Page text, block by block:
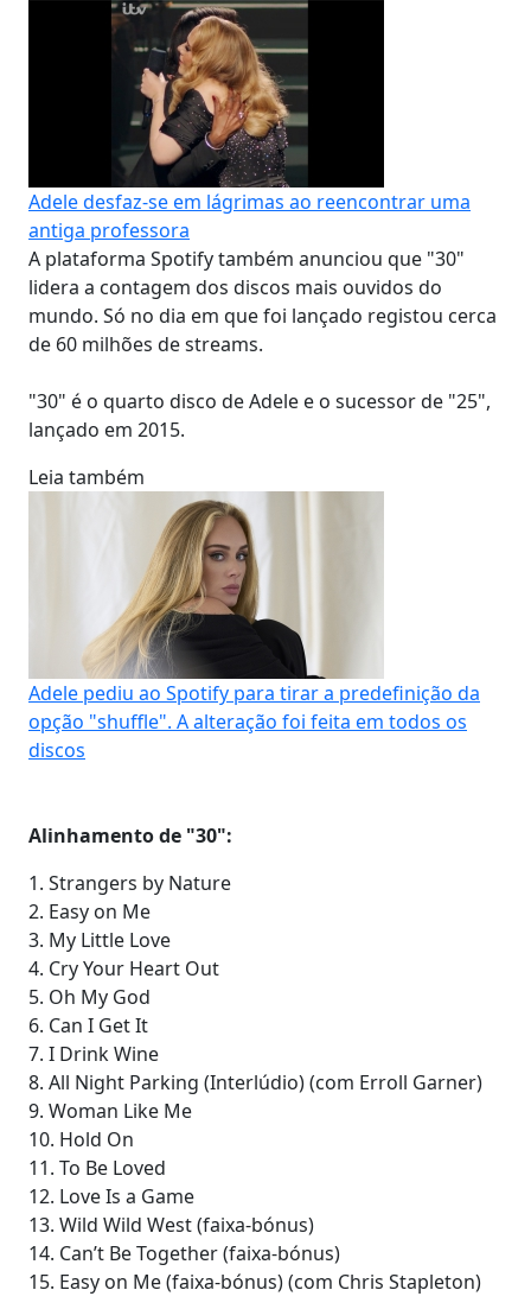
Adele desfaz-se em lágrimas ao reencontrar uma
antiga professora
A plataforma Spotify também anunciou que "30"
lidera a contagem dos discos mais ouvidos do
mundo. Só no dia em que foi lançado registou cerca
de 60 milhões de streams.
"30" é o quarto disco de Adele e o sucessor de "25",
lançado em 2015.
Leia também
Adele pediu ao Spotify para tirar a predefinição da
opção "shuffle". A alteração foi feita em todos os
discos
Alinhamento de "30":
1. Strangers by Nature
2. Easy on Me
3. My Little Love
4. Cry Your Heart Out
5. Oh My God
6. Can I Get It
7. I Drink Wine
8. All Night Parking (Interlúdio) (com Erroll Garner)
9. Woman Like Me
10. Hold On
11. To Be Loved
12. Love Is a Game
13. Wild Wild West (faixa-bónus)
14. Can’t Be Together (faixa-bónus)
15. Easy on Me (faixa-bónus) (com Chris Stapleton)